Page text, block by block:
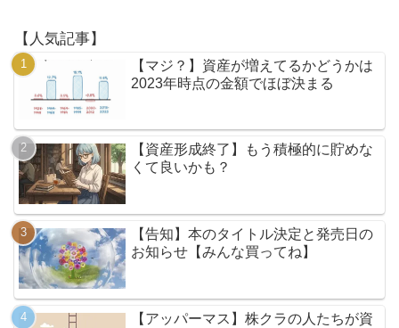
【人気記事】
【マジ？】資産が増えてるかどうかは
2023年時点の金額でほぼ決まる
【資産形成終了】もう積極的に貯めな
くて良いかも？
【告知】本のタイトル決定と発売日の
お知らせ【みんな買ってね】
【アッパーマス】株クラの人たちが資